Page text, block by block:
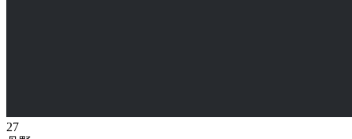
27